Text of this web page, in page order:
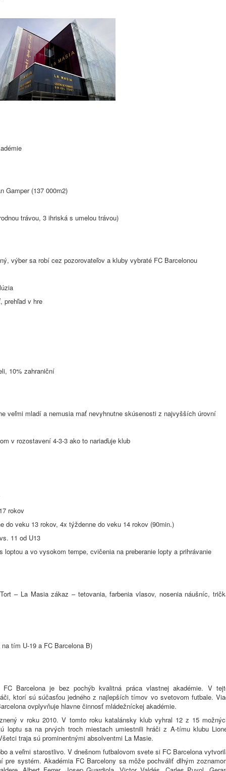
Gamper (137 000m2)
trávou, 3 ihriská s umelou trávou)
výber sa robí cez pozorovateľov a kluby vybraté FC Barcelonou
prehľad v hre
10% zahraniční
veľmi mladí a nemusia mať nevyhnutne skúsenosti z najvyšších úrovní
v rozostavení 4-3-3 ako to nariaďuje klub
rokov
do veku 13 rokov, 4x týždenne do veku 14 rokov (90min.)
11 od U13
a vo vysokom tempe, cvičenia na preberanie lopty a prihrávanie
– La Masia zákaz – tetovania, farbenia vlasov, nosenia náušníc,
tím U-19 a FC Barcelona B)
Barcelona je bez pochýb kvalitná práca vlastnej akadémie. V
ktorí sú súčasťou jedného z najlepších tímov vo svetovom futbale.
ovplyvňuje hlavne činnosť mládežníckej akadémie.
v roku 2010. V tomto roku katalánsky klub vyhral 12 z 15
loptu sa na prvých troch miestach umiestnili hráči z A-tímu klubu
traja sú prominentnými absolventmi La Masie.
a veľmi starostlivo. V dnešnom futbalovom svete si FC Barcelona
systém. Akadémia FC Barcelony sa môže pochváliť dlhým